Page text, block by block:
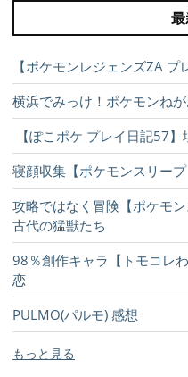
【ポケモンレジェンズZA
横浜でみっけ！ポケモンね
【ぽこポケ プレイ日記57
寝顔収集【ポケモンスリー
攻略ではなく冒険【ポケモ
古代の猛獣たち
98％創作キャラ【トモコレ
恋
PULMO(パルモ) 感想
もっと見る